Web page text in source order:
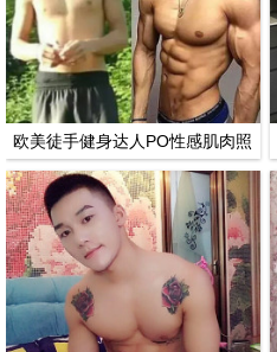
欧美徒手健身达人PO性感肌肉照